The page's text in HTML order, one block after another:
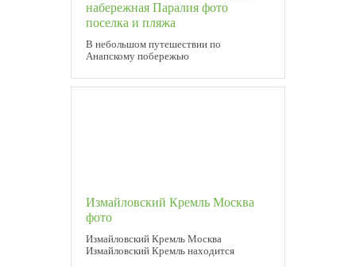
набережная Паралия фото
поселка и пляжа
В небольшом путешествии по
Анапскому побережью
Измайловский Кремль Москва
фото
Измайловский Кремль Москва
Измайловский Кремль находится